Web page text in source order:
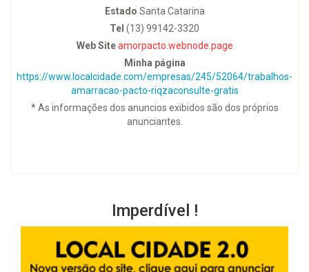
Estado Santa Catarina
Tel (13) 99142-3320
Web Site amorpacto.webnode.page
Minha página
https://www.localcidade.com/empresas/245/52064/trabalhos-
amarracao-pacto-riqzaconsulte-gratis
* As informações dos anuncios exibidos são dos próprios
anunciantes.
Imperdível !